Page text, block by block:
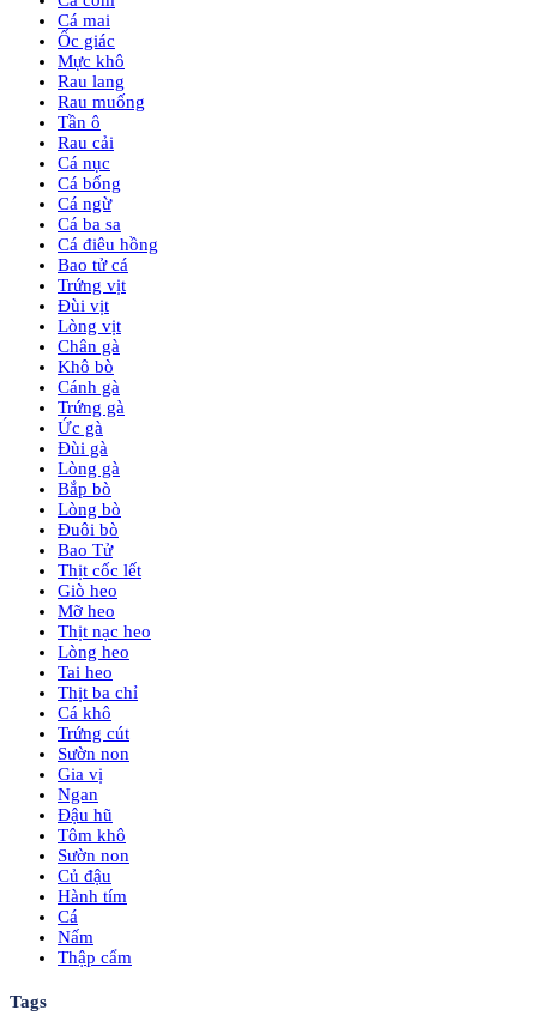
Cá mai
Ốc giác
Mực khô
Rau lang
Rau muống
Tần ô
Rau cải
Cá nục
Cá bống
Cá ngừ
Cá ba sa
Cá điêu hồng
Bao tử cá
Trứng vịt
Đùi vịt
Lòng vịt
Chân gà
Khô bò
Cánh gà
Trứng gà
Ức gà
Đùi gà
Lòng gà
Bắp bò
Lòng bò
Đuôi bò
Bao Tử
Thịt cốc lết
Giò heo
Mỡ heo
Thịt nạc heo
Lòng heo
Tai heo
Thịt ba chỉ
Cá khô
Trứng cút
Sườn non
Gia vị
Ngan
Đậu hũ
Tôm khô
Sườn non
Củ đậu
Hành tím
Cá
Nấm
Thập cẩm
Tags